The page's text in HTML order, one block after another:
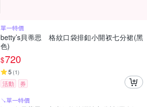
單一特價
betty’s貝蒂思 格紋口袋排釦小開衩七分裙(黑
色)
$720
5 (1)
活動
券
↘單一特價